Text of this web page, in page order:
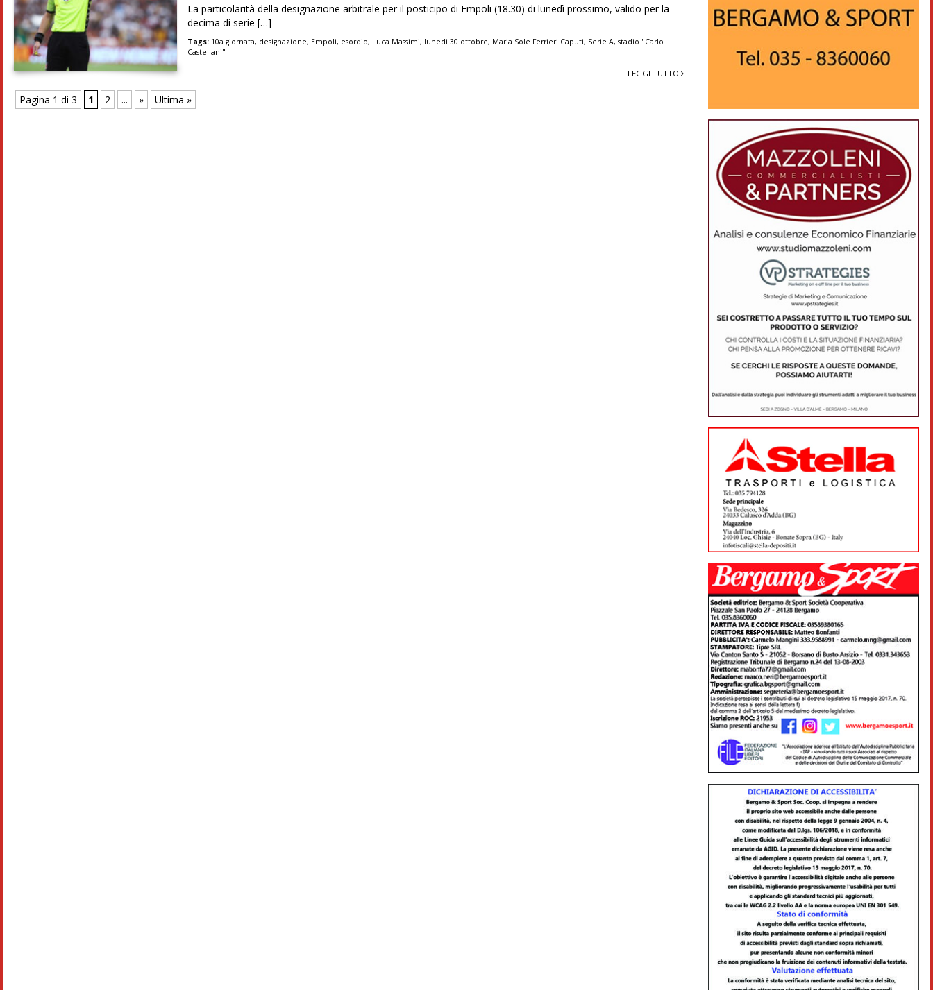
La particolarità della designazione arbitrale per il posticipo di Empoli (18.30) di lunedì prossimo, valido per la
decima di serie […]
Tags: 10a giornata, designazione, Empoli, esordio, Luca Massimi, lunedì 30 ottobre, Maria Sole Ferrieri Caputi, Serie A,stadio "Carlo
Castellani"
LEGGI TUTTO
Pagina 1 di 3 1 2 ... » Ultima »